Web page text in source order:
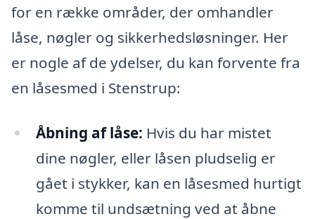
for en række områder, der omhandler
låse, nøgler og sikkerhedsløsninger. Her
er nogle af de ydelser, du kan forvente fra
en låsesmed i Stenstrup:
Åbning af låse: Hvis du har mistet
dine nøgler, eller låsen pludselig er
gået i stykker, kan en låsesmed hurtigt
komme til undsætning ved at åbne